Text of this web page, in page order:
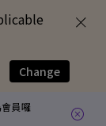
Change
員囉